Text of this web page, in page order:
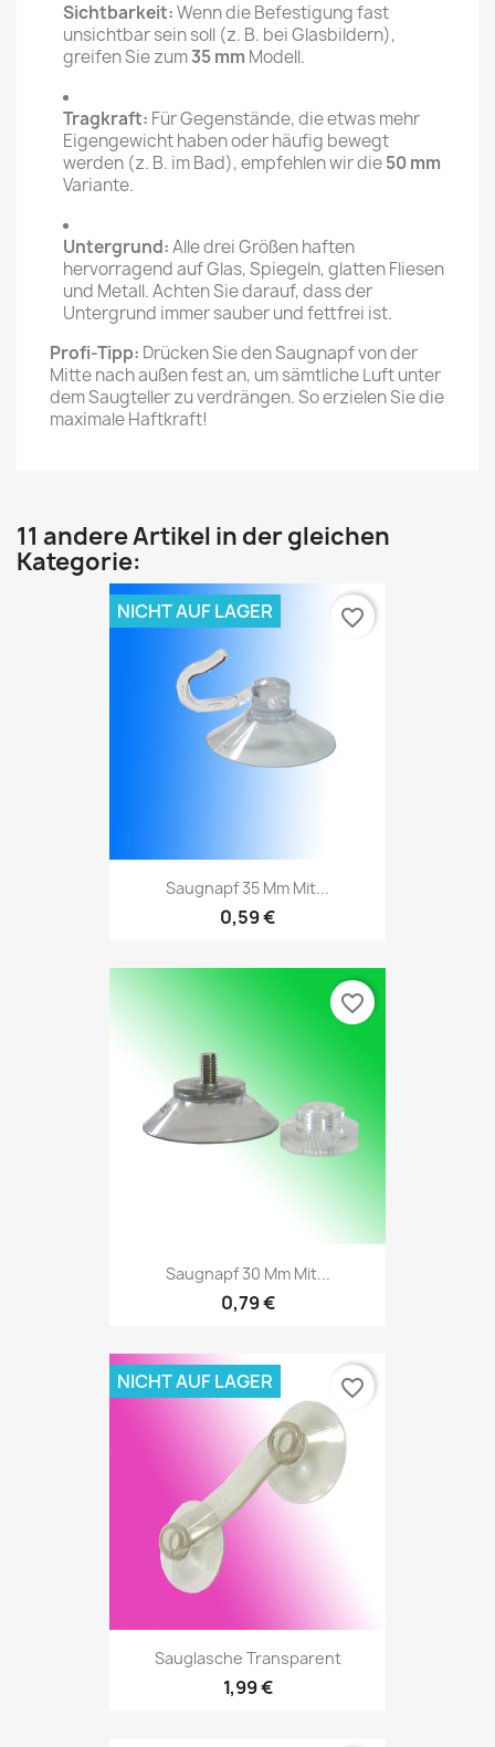
Sichtbarkeit:Wenn die Befestigung fast
unsichtbar sein soll (z. B. bei Glasbildern),
greifen Sie zum35 mm Modell.
Tragkraft: Für Gegenstände, die etwas mehr
Eigengewicht haben oder häufig bewegt
werden (z. B. im Bad), empfehlen wir die50 mm
Variante.
Untergrund:Alle drei Größen haften
hervorragend auf Glas, Spiegeln, glatten Fliesen
und Metall. Achten Sie darauf, dass der
Untergrund immer sauber und fettfrei ist.
Profi-Tipp: Drücken Sie den Saugnapf von der
Mitte nach außen fest an, um sämtliche Luft unter
dem Saugteller zu verdrängen. So erzielen Sie die
maximale Haftkraft!
11 andere Artikel in der gleichen
Kategorie:
Saugnapf 35 Mm Mit...
0,59 €
NICHT AUF LAGER favorite_border
Saugnapf 30 Mm Mit...
0,79 €
favorite_border
Sauglasche Transparent
1,99 €
NICHT AUF LAGER favorite_border